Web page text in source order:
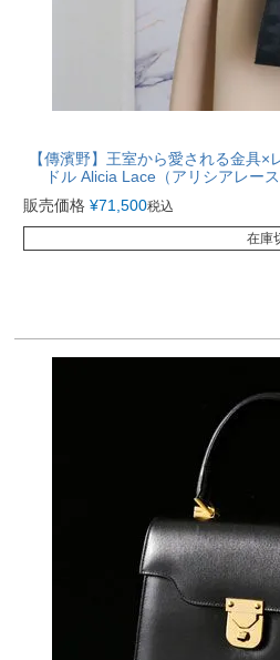
【傳濱野】王室から愛される金具
ドル Alicia Lace（アリシアレ
販売価格 ¥71,500税込
在庫